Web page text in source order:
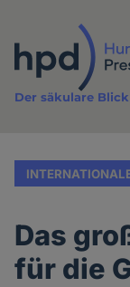
Inhalt
Der säkulare
Das
für die